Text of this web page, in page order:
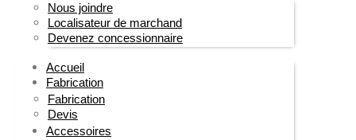
Nous joindre
Localisateur de marchand
Devenez concessionnaire
Accueil
Fabrication
Fabrication
Devis
Accessoires